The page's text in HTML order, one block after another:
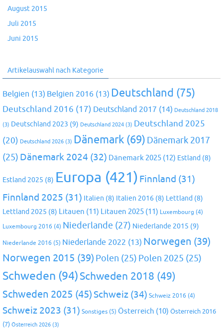
August 2015
Juli 2015
Juni 2015
Artikelauswahl nach Kategorie
Belgien (13) Belgien 2016 (13) Deutschland (75)
Deutschland 2016 (17) Deutschland 2017 (14) Deutschland 2018
(3) Deutschland 2023 (9) Deutschland 2024 (3) Deutschland 2025
(20) Deutschland 2026 (3) Dänemark (69) Dänemark 2017
(25) Dänemark 2024 (32) Dänemark 2025 (12) Estland (8)
Estland 2025 (8) Europa (421) Finnland (31)
Finnland 2025 (31) Italien (8) Italien 2016 (8) Lettland (8)
Lettland 2025 (8) Litauen (11) Litauen 2025 (11) Luxembourg (4)
Luxembourg 2016 (4) Niederlande (27) Niederlande 2015 (9)
Niederlande 2016 (5) Niederlande 2022 (13) Norwegen (39)
Norwegen 2015 (39) Polen (25) Polen 2025 (25)
Schweden (94)Schweden 2018 (49)
Schweden 2025 (45)Schweiz (34) Schweiz 2016 (4)
Schweiz 2023 (31) Sonstiges (5) Österreich (10) Österreich 2016
(7) Österreich 2026 (3)